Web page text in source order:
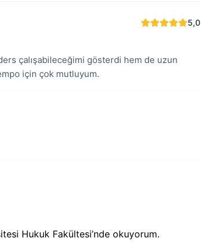
5,0
çalışabileceğimi gösterdi hem de uzun
için çok mutluyum.
Hukuk Fakültesi’nde okuyorum.